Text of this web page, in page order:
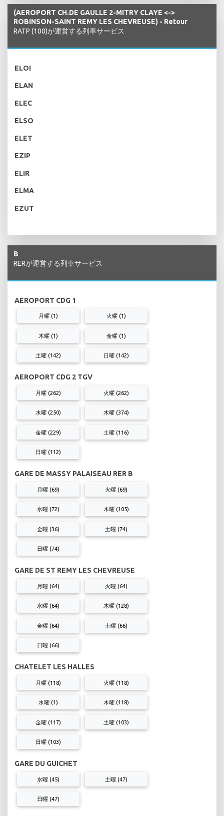
(AEROPORT CH.DE GAULLE 2-MITRY CLAYE <->
ROBINSON-SAINT REMY LES CHEVREUSE) - Retour
RATP (100)が運営する列車サービス
ELOI
ELAN
ELEC
ELSO
ELET
EZIP
ELIR
ELMA
EZUT
B
RERが運営する列車サービス
AEROPORT CDG 1
月曜 (1) 火曜 (1)
木曜 (1) 金曜 (1)
土曜 (142) 日曜 (142)
AEROPORT CDG 2 TGV
月曜 (262) 火曜 (262)
水曜 (250) 木曜 (374)
金曜 (229) 土曜 (116)
日曜 (112)
GARE DE MASSY PALAISEAU RER B
月曜 (69) 火曜 (69)
水曜 (72) 木曜 (105)
金曜 (36) 土曜 (74)
日曜 (74)
GARE DE ST REMY LES CHEVREUSE
月曜 (64) 火曜 (64)
水曜 (64) 木曜 (128)
金曜 (64) 土曜 (66)
日曜 (66)
CHATELET LES HALLES
月曜 (118) 火曜 (118)
水曜 (1) 木曜 (118)
金曜 (117) 土曜 (103)
日曜 (103)
GARE DU GUICHET
水曜 (45) 土曜 (47)
日曜 (47)